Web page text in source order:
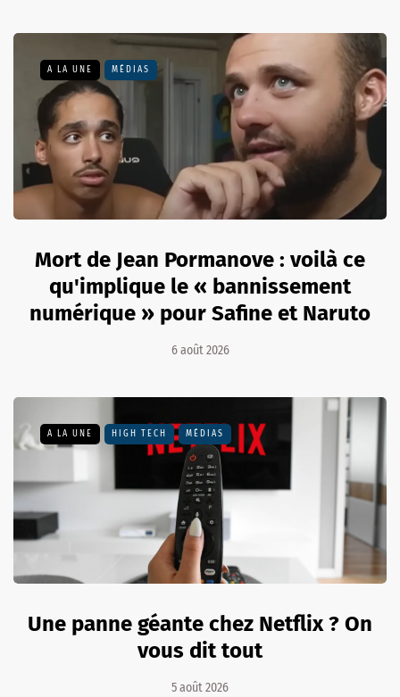
A LA UNE MÉDIAS
Mort de Jean Pormanove : voilà ce
qu'implique le « bannissement
numérique » pour Safine et Naruto
6 août 2026
A LA UNE HIGH TECH MÉDIAS
Une panne géante chez Netflix ? On
vous dit tout
5 août 2026